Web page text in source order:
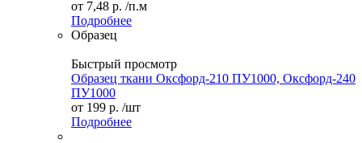
от 7,48 р. /п.м
Подробнее
Образец
Быстрый просмотр
Образец ткани Оксфорд-210 ПУ1000, Оксфорд-240
ПУ1000
от 199 р. /шт
Подробнее